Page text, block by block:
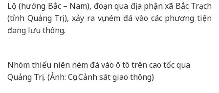
Lộ (hướng Bắc – Nam), đoạn qua địa phận xã Bắc Trạch
(tỉnh Quảng Trị), xảy ra vụ ném đá vào các phương tiện
đang lưu thông.
Nhóm thiếu niên ném đá vào ô tô trên cao tốc qua
Quảng Trị. (Ảnh: Cục Cảnh sát giao thông)